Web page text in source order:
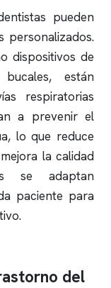
pueden
personalizados.
dispositivos de
están
respiratorias
a prevenir el
lo que reduce
la calidad
se adaptan
paciente para
del